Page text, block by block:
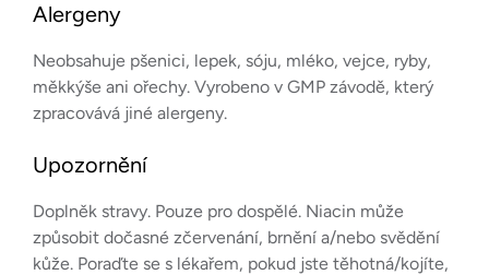
Alergeny
Neobsahuje pšenici, lepek, sóju, mléko, vejce, ryby,
měkkýše ani ořechy. Vyrobeno v GMP závodě, který
zpracovává jiné alergeny.
Upozornění
Doplněk stravy. Pouze pro dospělé. Niacin může
způsobit dočasné zčervenání, brnění a/nebo svědění
kůže. Poraďte se s lékařem, pokud jste těhotná/kojíte,